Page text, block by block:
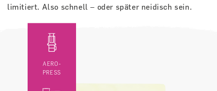
limitiert. Also schnell – oder später neidisch sein.
AERO-
PRESS